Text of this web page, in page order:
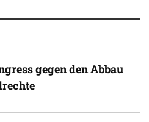
gegen den Abbau